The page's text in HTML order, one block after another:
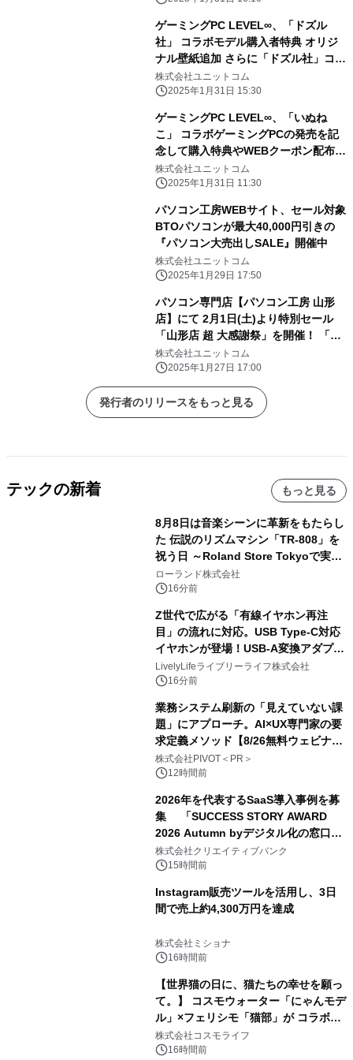
ゲーミングPC LEVEL∞、「ドズル
社」 コラボモデル購入者特典 オリジ
ナル壁紙追加 さらに「ドズル社」コラ
ボPC購入時に使える 5,000円OFF
WEBクーポン配布
株式会社ユニットコム
2025年1月31日 15:30
ゲーミングPC LEVEL∞、「いぬね
こ」 コラボゲーミングPCの発売を記
念して購入特典やWEBクーポン配布
さらに、サイン入りコラボPCが当たる
キャンペーン実施
株式会社ユニットコム
2025年1月31日 11:30
パソコン工房WEBサイト、セール対象
BTOパソコンが最大40,000円引きの
『パソコン大売出しSALE』開催中
株式会社ユニットコム
2025年1月29日 17:50
パソコン専門店【パソコン工房 山形
店】にて 2月1日(土)より特別セール
「山形店 超 大感謝祭」を開催！ 「オ
ススメ即納パソコン」を豊富に取り揃
え！ 更に「PCパーツ・周辺機器等の
セール商品」を記念プライスにてご奉
仕！
株式会社ユニットコム
2025年1月27日 17:00
発行者のリリースをもっと見る
テックの新着 もっと見る
8月8日は音楽シーンに革新をもたらし
た 伝説のリズムマシン「TR-808」を
祝う日 ～Roland Store Tokyoで実機
を展示しての 記念キャンペーンを開
催 英国ラジオ「NTS」の 特別プログ
アーティストを フィーチャーしたアニ
メーションを公開～
ローランド株式会社
16分前
Z世代で広がる「有線イヤホン再注
目」の流れに対応。USB Type-C対応
イヤホンが登場！USB-A変換アダプタ
ー付きでスマホからパソコンまで幅広
く活用可能
LivelyLifeライブリーライフ株式会社
16分前
業務システム刷新の「見えていない課
題」にアプローチ。AI×UX専門家の要
求定義メソッド【8/26無料ウェビナ
ー】株式会社PIVOT
株式会社PIVOT＜PR＞
12時間前
2026年を代表するSaaS導入事例を募
集 「SUCCESS STORY AWARD
2026 Autumn byデジタル化の窓口」
開催
株式会社クリエイティブバンク
15時間前
Instagram販売ツールを活用し、3日
間で売上約4,300万円を達成
株式会社ミショナ
16時間前
【世界猫の日に、猫たちの幸せを願っ
て。】 コスモウォーター「にゃんモデ
ル」×フェリシモ「猫部」が コラボキ
ャンペーンを実施
株式会社コスモライフ
16時間前